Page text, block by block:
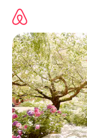
directement
contenu